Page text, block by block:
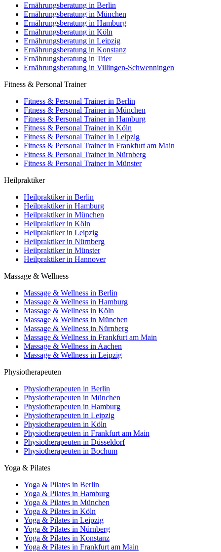
Ernährungsberatung in Berlin
Ernährungsberatung in München
Ernährungsberatung in Hamburg
Ernährungsberatung in Köln
Ernährungsberatung in Leipzig
Ernährungsberatung in Konstanz
Ernährungsberatung in Trier
Ernährungsberatung in Villingen-Schwenningen
Fitness & Personal Trainer
Fitness & Personal Trainer in Berlin
Fitness & Personal Trainer in München
Fitness & Personal Trainer in Hamburg
Fitness & Personal Trainer in Köln
Fitness & Personal Trainer in Leipzig
Fitness & Personal Trainer in Frankfurt am Main
Fitness & Personal Trainer in Nürnberg
Fitness & Personal Trainer in Münster
Heilpraktiker
Heilpraktiker in Berlin
Heilpraktiker in Hamburg
Heilpraktiker in München
Heilpraktiker in Köln
Heilpraktiker in Leipzig
Heilpraktiker in Nürnberg
Heilpraktiker in Münster
Heilpraktiker in Hannover
Massage & Wellness
Massage & Wellness in Berlin
Massage & Wellness in Hamburg
Massage & Wellness in Köln
Massage & Wellness in München
Massage & Wellness in Nürnberg
Massage & Wellness in Frankfurt am Main
Massage & Wellness in Aachen
Massage & Wellness in Leipzig
Physiotherapeuten
Physiotherapeuten in Berlin
Physiotherapeuten in München
Physiotherapeuten in Hamburg
Physiotherapeuten in Leipzig
Physiotherapeuten in Köln
Physiotherapeuten in Frankfurt am Main
Physiotherapeuten in Düsseldorf
Physiotherapeuten in Bochum
Yoga & Pilates
Yoga & Pilates in Berlin
Yoga & Pilates in Hamburg
Yoga & Pilates in München
Yoga & Pilates in Köln
Yoga & Pilates in Leipzig
Yoga & Pilates in Nürnberg
Yoga & Pilates in Konstanz
Yoga & Pilates in Frankfurt am Main